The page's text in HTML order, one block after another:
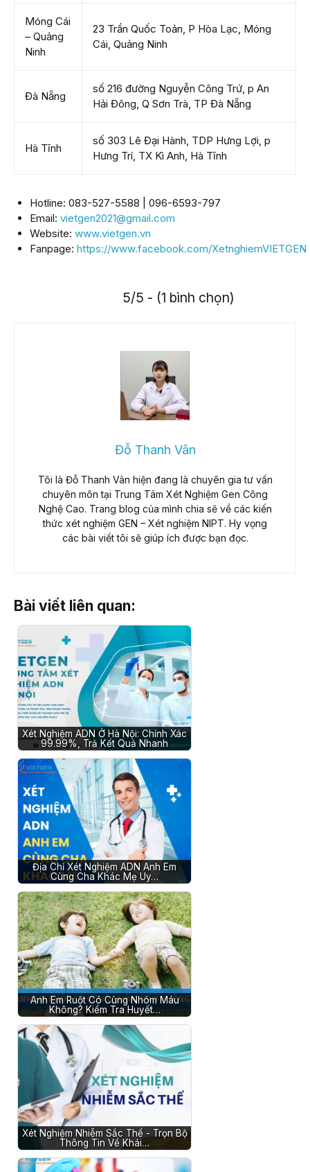
Móng Cái
– Quảng
Ninh
23 Trần Quốc Toản, P Hòa Lạc, Móng
Cái, Quảng Ninh
Đà Nẵng
số 216 đường Nguyễn Công Trứ, p An
Hải Đông, Q Sơn Trà, TP Đà Nẵng
Hà Tĩnh
số 303 Lê Đại Hành, TDP Hưng Lợi, p
Hưng Trí, TX Kì Anh, Hà Tĩnh
Hotline: 083-527-5588 | 096-6593-797
Email: vietgen2021@gmail.com
Website: www.vietgen.vn
Fanpage: https://www.facebook.com/XetnghiemVIETGEN
5/5 - (1 bình chọn)
Đỗ Thanh Vân
Tôi là Đỗ Thanh Vân hiện đang là chuyên gia tư vấn
chuyên môn tại Trung Tâm Xét Nghiệm Gen Công
Nghệ Cao. Trang blog của mình chia sẽ về các kiến
thức xét nghiệm GEN – Xét nghiệm NIPT. Hy vọng
các bài viết tôi sẽ giúp ích được bạn đọc.
Bài viết liên quan:
Xét Nghiệm ADN Ở Hà Nội: Chính Xác
99.99%, Trả Kết Quả Nhanh
Địa Chỉ Xét Nghiệm ADN Anh Em
Cùng Cha Khác Mẹ Uy…
Anh Em Ruột Có Cùng Nhóm Máu
Không? Kiểm Tra Huyết…
Xét Nghiệm Nhiễm Sắc Thể - Trọn Bộ
Thông Tin Về Khái…